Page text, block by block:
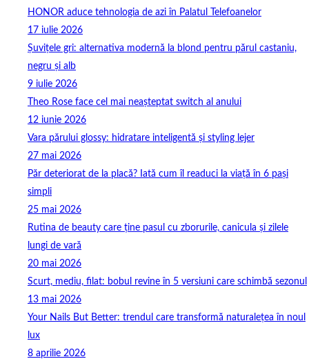
HONOR aduce tehnologia de azi în Palatul Telefoanelor
17 iulie 2026
Șuvițele gri: alternativa modernă la blond pentru părul castaniu,
negru și alb
9 iulie 2026
Theo Rose face cel mai neașteptat switch al anului
12 iunie 2026
Vara părului glossy: hidratare inteligentă și styling lejer
27 mai 2026
Păr deteriorat de la placă? Iată cum îl readuci la viață în 6 pași
simpli
25 mai 2026
Rutina de beauty care ține pasul cu zborurile, canicula și zilele
lungi de vară
20 mai 2026
Scurt, mediu, filat: bobul revine în 5 versiuni care schimbă sezonul
13 mai 2026
Your Nails But Better: trendul care transformă naturalețea în noul
lux
8 aprilie 2026